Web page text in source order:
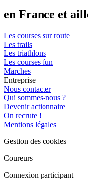
en France et
Les courses sur route
Les trails
Les triathlons
Les courses fun
Marches
Entreprise
Nous contacter
Qui sommes-nous ?
Devenir actionnaire
On recrute !
Mentions légales
Gestion des cookies
Coureurs
Connexion participant